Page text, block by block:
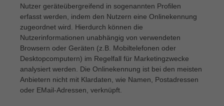
Nutzer geräteübergreifend in sogenannten Profilen
erfasst werden, indem den Nutzern eine Onlinekennung
zugeordnet wird. Hierdurch können die
Nutzerinformationen unabhängig von verwendeten
Browsern oder Geräten (z.B. Mobiltelefonen oder
Desktopcomputern) im Regelfall für Marketingzwecke
analysiert werden. Die Onlinekennung ist bei den meisten
Anbietern nicht mit Klardaten, wie Namen, Postadressen
oder EMail-Adressen, verknüpft.